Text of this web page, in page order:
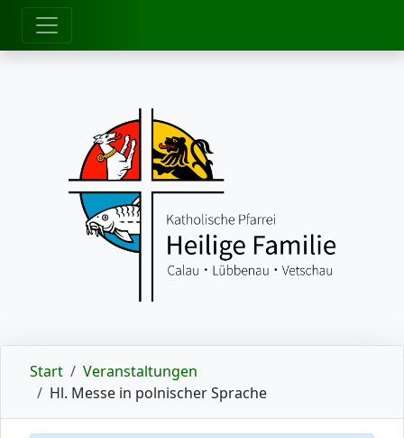
zum Inhalt
Start
Veranstaltungen
Hl. Messe in polnischer Sprache